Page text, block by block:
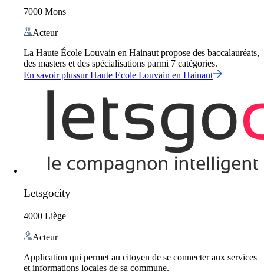
7000 Mons
Acteur
La Haute École Louvain en Hainaut propose des baccalauréats,
des masters et des spécialisations parmi 7 catégories.
En savoir plussurHaute Ecole Louvain en Hainaut
Letsgocity
4000 Liège
Acteur
Application qui permet au citoyen de se connecter aux services
et informations locales de sa commune.